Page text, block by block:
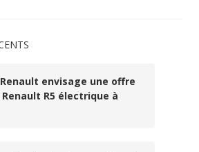
Renault envisage une offre
R5 électrique à